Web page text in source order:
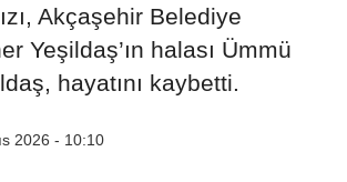
Akçaşehir Belediye
Yeşildaş’ın halası Ümmü
hayatını kaybetti.
2026 - 10:10